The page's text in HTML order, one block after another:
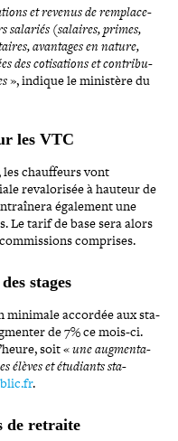
et revenus de rem­pla­ce­
salariés (salaires, primes,
avantages en nature,
des coti­sa­tions et contri­bu­
», indique le ministère du
les VTC
les chauf­feurs vont
reva­lo­ri­sée à hauteur de
également une
Le tarif de base sera alors
comprises.
stages
minimale accordée aux sta­
de 7% ce mois-​ci.
soit «une aug­men­ta­
élèves et étudiants sta­
.
de retraite